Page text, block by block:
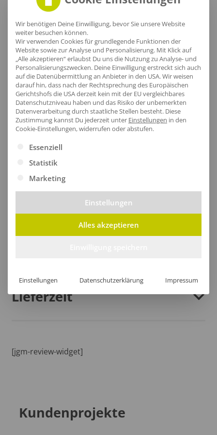
Elastischer Saum
Der untere Saum des Pullunders vereint Stil und
perfekten Begleiter für jeden Anlass.
Lieferzeit
[jgm-review-widget]
Kundenprojekte
Wir benötigen Deine Einwilligung, bevor Sie unsere Website
weiter besuchen können.
Wir verwenden Cookies für grundlegende Funktionen der
Website sowie zur Analyse und Personalisierung. Mit Klick auf
„Alle akzeptieren“ erlaubst Du uns die Nutzung zu Analyse- und
Personalisierungszwecken. Deine Einwilligung erstreckt sich auch
auf die Datenübermittlung an Anbieter in den USA. Wir weisen
darauf hin, dass nach der Rechtsprechung des Europäischen
Gerichtshofs die USA derzeit kein mit der EU vergleichbares
Datenschutzniveau haben und das Risiko der unbemerkten
Datenverarbeitung durch staatliche Stellen besteht. Diese
Zustimmung kannst Du jederzeit unter Einstellungen in den
Cookie-Einstellungen, widerrufen oder abstufen.
Es folgt eine Liste der Service-Gruppen, für die eine
Essenziell
Statistik
Marketing
Einstellungen
Alles akzeptieren
Einstellungen Datenschutzerklärung Impressum